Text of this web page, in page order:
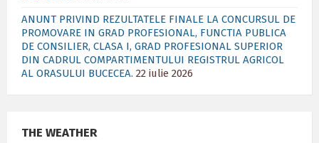
ANUNT PRIVIND REZULTATELE FINALE LA CONCURSUL DE
PROMOVARE IN GRAD PROFESIONAL, FUNCTIA PUBLICA
DE CONSILIER, CLASA I, GRAD PROFESIONAL SUPERIOR
DIN CADRUL COMPARTIMENTULUI REGISTRUL AGRICOL
AL ORASULUI BUCECEA. 22 iulie 2026
THE WEATHER